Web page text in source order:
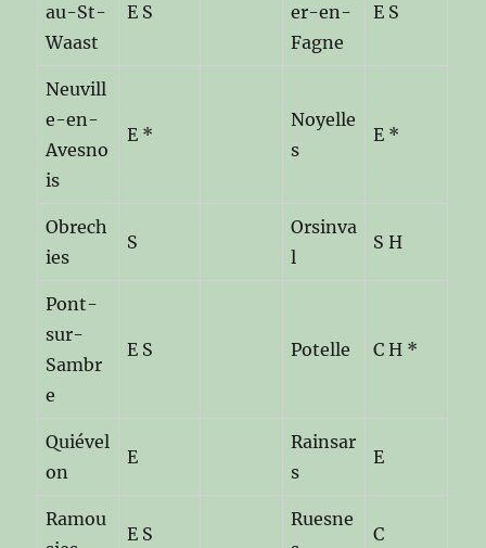
au-St-
Waast
E S
er-en-
Fagne
E S
Neuvill
e-en-
Avesno
is
E *
Noyelle
s
E *
Obrech
ies
S
Orsinva
l
S H
Pont-
sur-
Sambr
e
E S Potelle C H *
Quiével
on
E
Rainsar
s
E
Ramou
E S
Ruesne
C